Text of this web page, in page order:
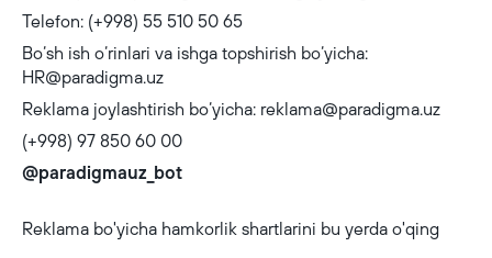
Telefon: (+998) 55 510 50 65
Bo‘sh ish o‘rinlari va ishga topshirish bo‘yicha:
HR@paradigma.uz
Reklama joylashtirish bo‘yicha: reklama@paradigma.uz
(+998) 97 850 60 00
@paradigmauz_bot
Reklama bo'yicha hamkorlik shartlarini bu yerda o'qing